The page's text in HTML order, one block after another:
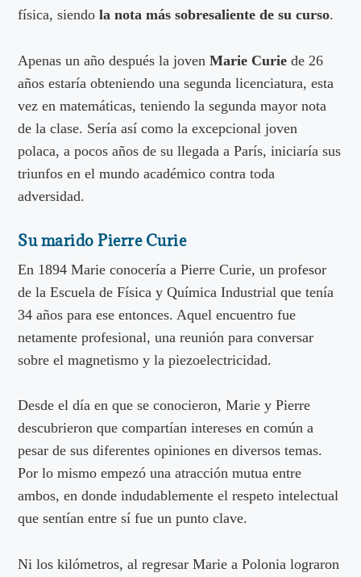
física, siendola nota más sobresaliente de su curso.
Apenas un año después la jovenMarie Curie de 26
años estaría obteniendo una segunda licenciatura, esta
vez en matemáticas, teniendo la segunda mayor nota
de la clase. Sería así como la excepcional joven
polaca, a pocos años de su llegada a París, iniciaría sus
triunfos en el mundo académico contra toda
adversidad.
Su marido Pierre Curie
En 1894 Marie conocería a Pierre Curie, un profesor
de la Escuela de Física y Química Industrial que tenía
34 años para ese entonces. Aquel encuentro fue
netamente profesional, una reunión para conversar
sobre el magnetismo y la piezoelectricidad.
Desde el día en que se conocieron, Marie y Pierre
descubrieron que compartían intereses en común a
pesar de sus diferentes opiniones en diversos temas.
Por lo mismo empezó una atracción mutua entre
ambos, en donde indudablemente el respeto intelectual
que sentían entre sí fue un punto clave.
Ni los kilómetros, al regresar Marie a Polonia lograron